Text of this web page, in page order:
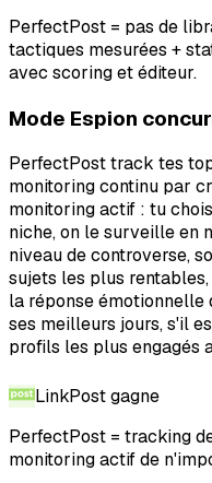
PerfectPost = pas de
tactiques mesurées +
avec scoring et éditeur.
Mode Espion
PerfectPost track tes
monitoring continu par
monitoring actif : tu
niche, on le surveille en
niveau de controverse,
sujets les plus
la réponse émotionnelle
ses meilleurs jours, s'il
profils les plus engagés
LinkPostgagne
PerfectPost = tracking
monitoring actif de